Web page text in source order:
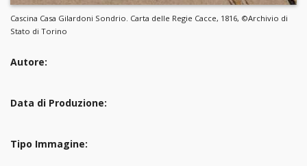
Cascina Casa Gilardoni Sondrio. Carta delle Regie Cacce, 1816, ©Archivio di
Stato di Torino
Autore:
Data di Produzione:
Tipo Immagine: